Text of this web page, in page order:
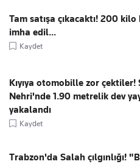
Tam satışa çıkacaktı! 200
imha edil...
Kaydet
Kıyıya otomobille zor çektiler!
Nehri'nde 1.90 metrelik dev
yakalandı
Kaydet
Trabzon'da Salah çılgınlığı!